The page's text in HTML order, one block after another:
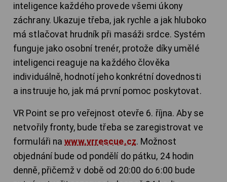
inteligence každého provede všemi úkony
záchrany. Ukazuje třeba, jak rychle a jak hluboko
má stlačovat hrudník při masáži srdce. Systém
funguje jako osobní trenér, protože díky umělé
inteligenci reaguje na každého člověka
individuálně, hodnotí jeho konkrétní dovednosti
a instruuje ho, jak má první pomoc poskytovat.
VR Point se pro veřejnost otevře 6. října. Aby se
netvořily fronty, bude třeba se zaregistrovat ve
formuláři nawww.vrrescue.cz. Možnost
objednání bude od pondělí do pátku, 24 hodin
denně, přičemž v době od 20:00 do 6:00 bude